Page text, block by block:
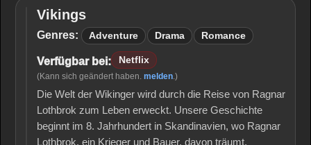
Vikings
Vikings
Genres: Adventure Drama Romance
Verfügbar bei: Netflix
(Kann sich geändert haben. melden.)
Die Welt der Wikinger wird durch die Reise von Ragnar
Lothbrok zum Leben erweckt. Unsere Geschichte
beginnt im 8. Jahrhundert in Skandinavien, wo Ragnar
Lothbrok, ein Krieger und Bauer, davon träumt,